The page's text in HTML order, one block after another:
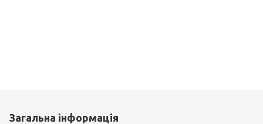
Загальна інформація